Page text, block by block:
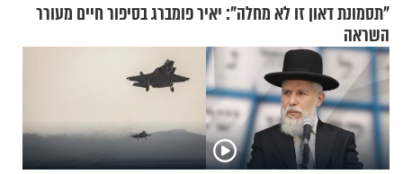
"תסמונת דאון זו לא מחלה": יאיר פומברג בסיפור חיים מעורר
השראה